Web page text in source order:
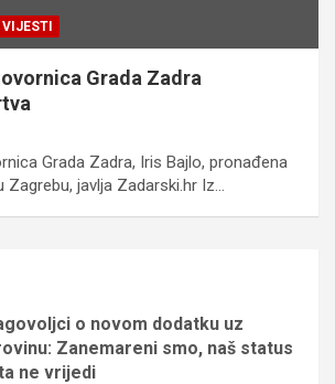
VIJESTI
Grada Zadra
Grada Zadra, Iris Bajlo, pronađena
Zagrebu, javlja Zadarski.hr Iz…
o novom dodatku uz
Zanemareni smo, naš status
ne vrijedi